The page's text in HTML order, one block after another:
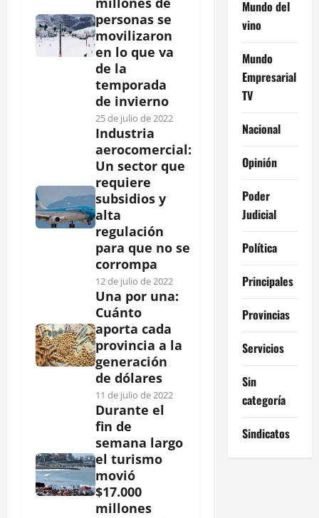
personas se
movilizaron
en lo que va
de la
temporada
de invierno
25 de julio de 2022
Industria
aerocomercial:
Un sector que
requiere
subsidios y
alta
regulación
para que no se
corrompa
12 de julio de 2022
Una por una:
Cuánto
aporta cada
provincia a la
generación
de dólares
11 de julio de 2022
Durante el
fin de
semana largo
el turismo
movió
$17.000
millones
Mundo del
vino
Mundo
Empresarial
TV
Nacional
Opinión
Poder
Judicial
Política
Principales
Provincias
Servicios
Sin
categoría
Sindicatos